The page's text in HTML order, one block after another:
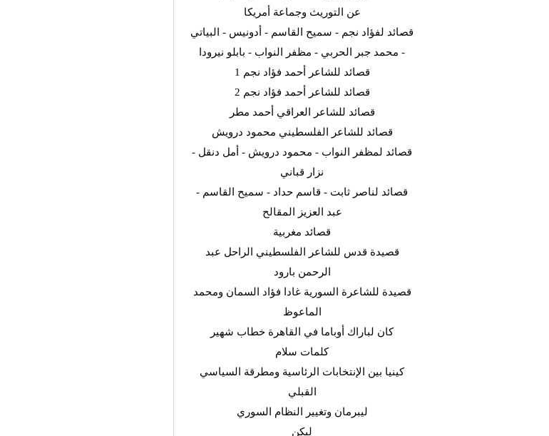
عن التوريث وجماعة أمريكا
قصائد لفؤاد نجم - سميح القاسم - أدونيس - البياتي
- محمد جبر الحربي - مظفر النواب - بابلو نيرودا
قصائد للشاعر أحمد فؤاد نجم 1
قصائد للشاعر أحمد فؤاد نجم 2
قصائد للشاعر العراقي أحمد مطر
قصائد للشاعر الفلسطيني محمود درويش
قصائد لمظفر النواب - محمود درويش - أمل دنقل -
نزار قباني
قصائد لناصر ثابت - قاسم حداد - سميح القاسم -
عبد العزيز المقالح
قصائد مغربية
قصيدة قدس للشاعر الفلسطيني الراحل عبد
الرحمن بارود
قصيدة للشاعرة السورية غادا فؤاد السمان ومحمد
الماعوظ
كان لباراك أوباما في القاهرة خطاب شهير
كلمات سلام
كينيا بين الإنتخابات الرئاسية ومطرقة السياسي
القبلي
ليبرمان وتغيير النظام السوري
ليكن